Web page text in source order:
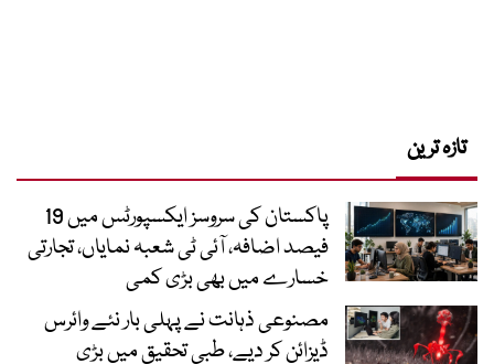
تازہ ترین
پاکستان کی سروسز ایکسپورٹس میں 19
فیصد اضافہ، آئی ٹی شعبہ نمایاں، تجارتی
خسارے میں بھی بڑی کمی
مصنوعی ذہانت نے پہلی بار نئے وائرس
ڈیزائن کر دیے، طبی تحقیق میں بڑی